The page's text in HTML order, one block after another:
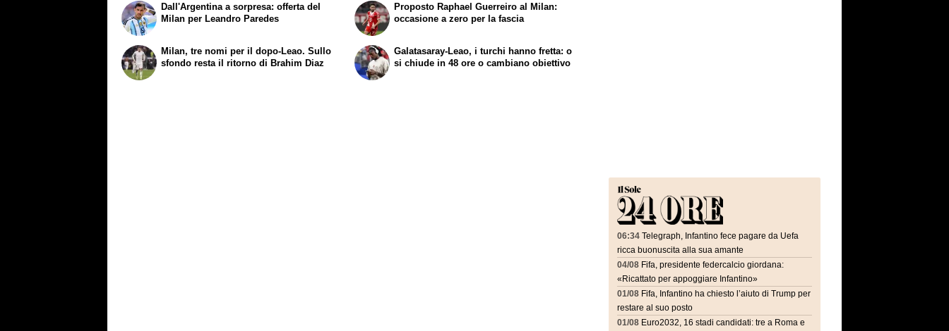
Dall'Argentina a sorpresa: offerta del
Milan per Leandro Paredes
Milan, tre nomi per il dopo-Leao. Sullo
sfondo resta il ritorno di Brahim Diaz
Proposto Raphael Guerreiro al Milan:
occasione a zero per la fascia
Galatasaray-Leao, i turchi hanno fretta: o
si chiude in 48 ore o cambiano obiettivo
06:34 Telegraph, Infantino fece pagare da Uefa
ricca buonuscita alla sua amante
04/08 Fifa, presidente federcalcio giordana:
«Ricattato per appoggiare Infantino»
01/08 Fifa, Infantino ha chiesto l’aiuto di Trump per
restare al suo posto
01/08 Euro2032, 16 stadi candidati: tre a Roma e